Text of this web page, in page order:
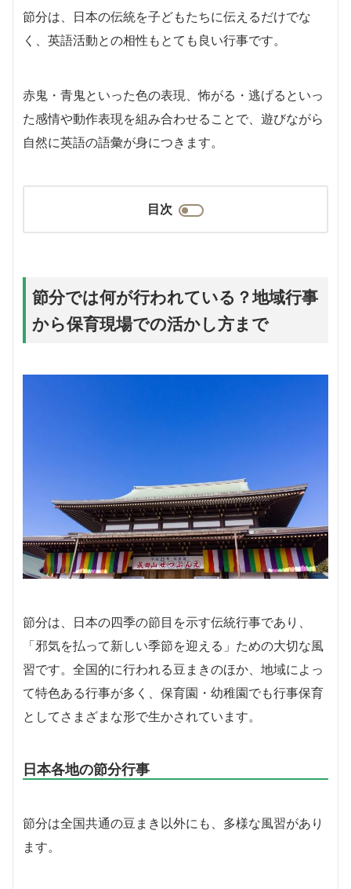
節分は、日本の伝統を子どもたちに伝えるだけでな
く、英語活動との相性もとても良い行事です。
赤鬼・青鬼といった色の表現、怖がる・逃げるといっ
た感情や動作表現を組み合わせることで、遊びながら
自然に英語の語彙が身につきます。
目次
節分では何が行われている？地域行事
から保育現場での活かし方まで
節分は、日本の四季の節目を示す伝統行事であり、
「邪気を払って新しい季節を迎える」ための大切な風
習です。全国的に行われる豆まきのほか、地域によっ
て特色ある行事が多く、保育園・幼稚園でも行事保育
としてさまざまな形で生かされています。
日本各地の節分行事
節分は全国共通の豆まき以外にも、多様な風習があり
ます。